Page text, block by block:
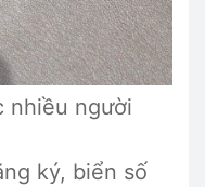
nhiều người
ký, biển số